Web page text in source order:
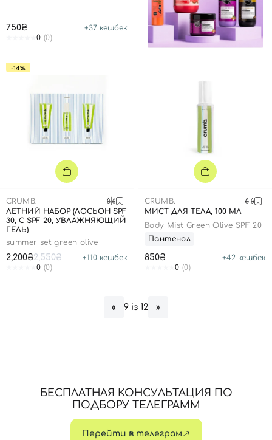
750₴ +37 кешбек
0 (0)
-14%
CRUMB.
ЛЕТНИЙ НАБОР (ЛОСЬОН SPF
30, С SPF 20, УВЛАЖНЯЮЩИЙ
ГЕЛЬ)
summer set green olive
2,200₴2,550₴ +110 кешбек
0 (0)
CRUMB.
МИСТ ДЛЯ ТЕЛА, 100 МЛ
Body Mist Green Olive SPF 20
Пантенол
850₴ +42 кешбек
0 (0)
« 9 із 12 »
БЕСПЛАТНАЯ КОНСУЛЬТАЦИЯ ПО
ПОДБОРУ ТЕЛЕГРАММ
Перейти в телеграм